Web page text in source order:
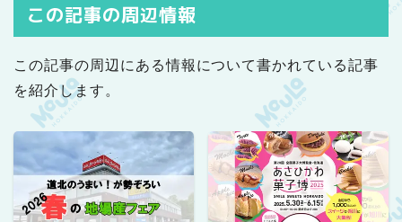
この記事の周辺情報
この記事の周辺にある情報について書かれている記事
を紹介します。